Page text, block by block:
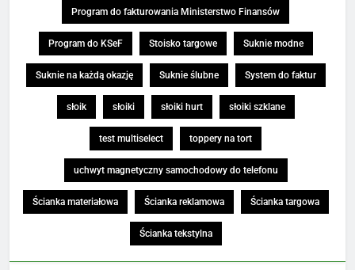
Program do fakturowania Ministerstwo Finansów
Program do KSeF Stoisko targowe Suknie modne
Suknie na każdą okazję Suknie ślubne System do faktur
słoik słoiki słoiki hurt słoiki szklane
test multiselect toppery na tort
uchwyt magnetyczny samochodowy do telefonu
Ścianka materiałowa Ścianka reklamowa Ścianka targowa
Ścianka tekstylna